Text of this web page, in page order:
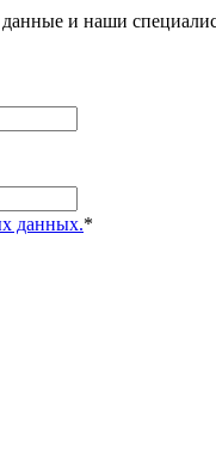
и наши
данных.*